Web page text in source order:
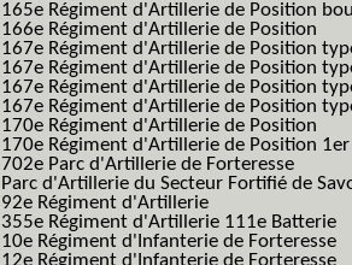
165e Régiment d'Artillerie de Position
166e Régiment d'Artillerie de Position
167e Régiment d'Artillerie de Position
167e Régiment d'Artillerie de Position
167e Régiment d'Artillerie de Position
167e Régiment d'Artillerie de Position
170e Régiment d'Artillerie de Position
170e Régiment d'Artillerie de Position
702e Parc d'Artillerie de Forteresse
Parc d'Artillerie du Secteur Fortifié de
92e Régiment d'Artillerie
355e Régiment d'Artillerie 111e Batterie
10e Régiment d'Infanterie de Forteresse
12e Régiment d'Infanterie de Forteresse